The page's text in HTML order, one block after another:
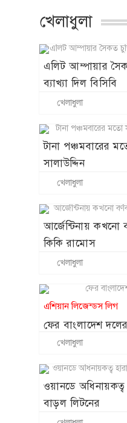
খেলাধুলা
এলিট আম্পায়ার
ব্যাখ্যা দিল বিসিবি
খেলাধুলা
টানা পঞ্চমবারের
সালাউদ্দিন
খেলাধুলা
আর্জেন্টিনায় কখনো
কিকি রামোস
খেলাধুলা
এশিয়ান লিজেন্ডস লিগ
ফের বাংলাদেশ
খেলাধুলা
ওয়ানডে অধিনায়কত্ব
বাড়ল লিটনের